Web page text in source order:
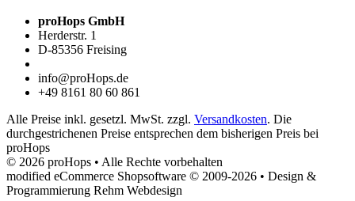
proHops GmbH
Herderstr. 1
D-85356 Freising
info@proHops.de
+49 8161 80 60 861
Alle Preise inkl. gesetzl. MwSt. zzgl. Versandkosten. Die
durchgestrichenen Preise entsprechen dem bisherigen Preis bei
proHops
© 2026 proHops • Alle Rechte vorbehalten
modified eCommerce Shopsoftware © 2009-2026 • Design &
Programmierung Rehm Webdesign